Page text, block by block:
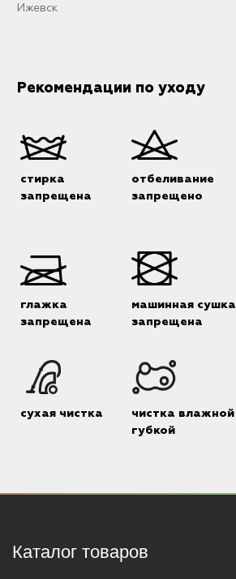
Ижевск
Рекомендации по уходу
стирка
запрещена
отбеливание
запрещено
глажка
запрещена
машинная сушка
запрещена
сухая чистка
чистка влажной
губкой
Каталог товаров